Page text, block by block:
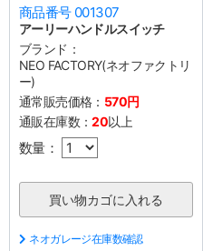
商品番号 001307
アーリーハンドルスイッチ
ブランド：
NEO FACTORY(ネオファクトリ
ー)
通常販売価格： 570円
通販在庫数：20以上
数量：
ネオガレージ在庫数確認